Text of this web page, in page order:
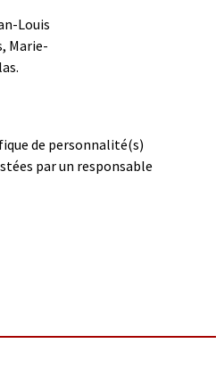
Louis
Marie-
de personnalité(s)
par un responsable